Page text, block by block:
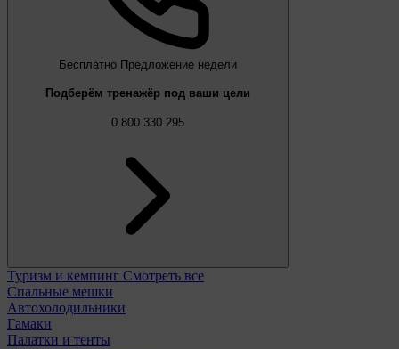
Бесплатно Предложение недели
Подберём тренажёр под ваши цели
0 800 330 295
Туризм и кемпинг Смотреть все
Спальные мешки
Автохолодильники
Гамаки
Палатки и тенты